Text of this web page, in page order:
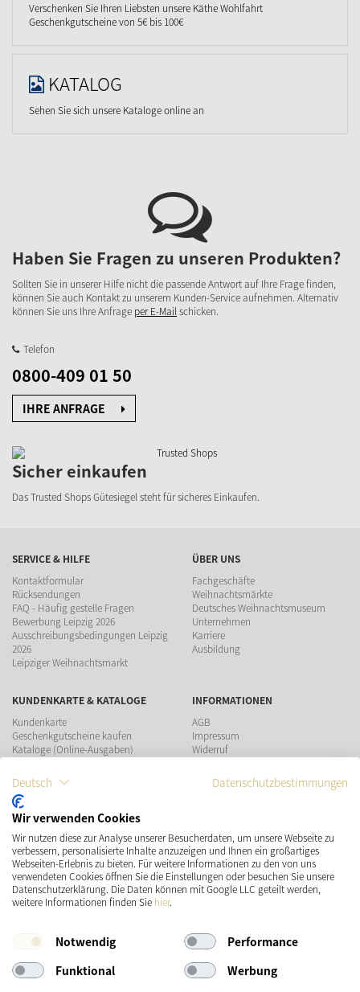
Verschenken Sie Ihren Liebsten unsere Käthe Wohlfahrt
Geschenkgutscheine von 5€ bis 100€
KATALOG
Sehen Sie sich unsere Kataloge online an
Haben Sie Fragen zu unseren Produkten?
Sollten Sie in unserer Hilfe nicht die passende Antwort auf Ihre Frage finden,
können Sie auch Kontakt zu unserem Kunden-Service aufnehmen. Alternativ
können Sie uns Ihre Anfrage per E-Mailschicken.
Telefon
0800-409 01 50
IHRE ANFRAGE
Sicher einkaufen
Das Trusted Shops Gütesiegel steht für sicheres Einkaufen.
SERVICE & HILFE
Kontaktformular
Rücksendungen
FAQ - Häufig gestelle Fragen
Bewerbung Leipzig 2026
Ausschreibungsbedingungen Leipzig
2026
Leipziger Weihnachtsmarkt
ÜBER UNS
Fachgeschäfte
Weihnachtsmärkte
Deutsches Weihnachtsmuseum
Unternehmen
Karriere
Ausbildung
KUNDENKARTE & KATALOGE
Kundenkarte
Geschenkgutscheine kaufen
Kataloge (Online-Ausgaben)
INFORMATIONEN
AGB
Impressum
Widerruf
Teilnahmebedingungen Gewinnspiel
ZAHLUNGSMÖGLICHKEITEN
VERSAND SOCIAL MEDIA
Deutsch Datenschutzbestimmungen
Wir verwenden Cookies
Wir nutzen diese zur Analyse unserer Besucherdaten, um unsere Webseite zu
verbessern, personalisierte Inhalte anzuzeigen und Ihnen ein großartiges
Webseiten-Erlebnis zu bieten. Für weitere Informationen zu den von uns
verwendeten Cookies öffnen Sie die Einstellungen oder besuchen Sie unsere
Datenschutzerklärung. Die Daten können mit Google LLC geteilt werden,
weitere Informationen finden Sie hier.
Notwendig
Performance
Funktional
Werbung